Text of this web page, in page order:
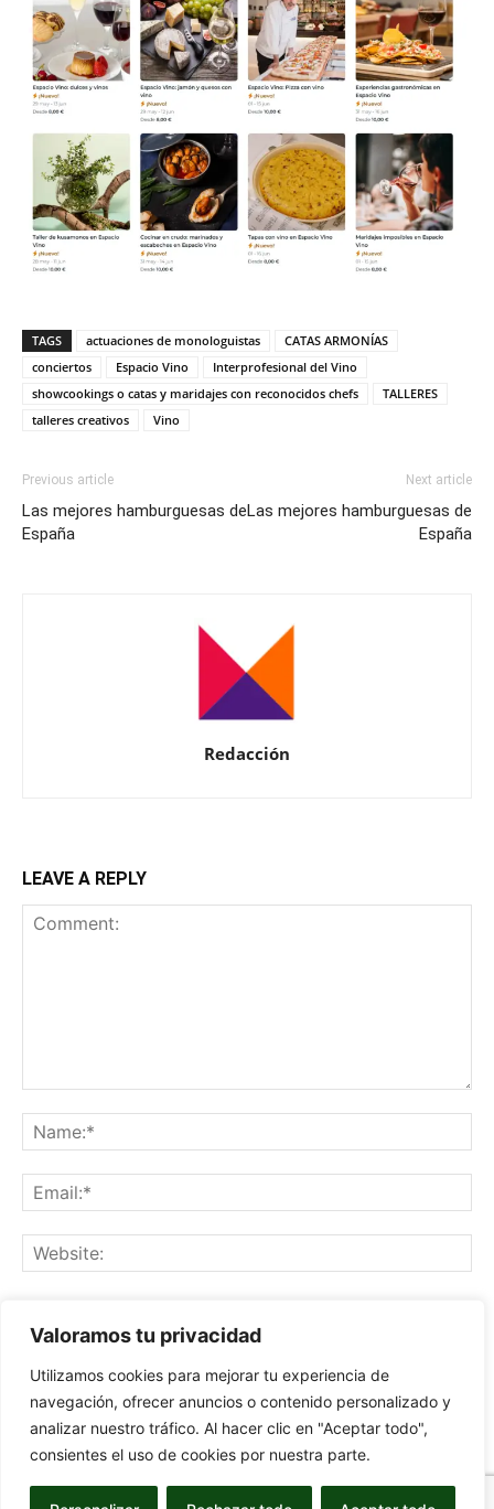
Valoramos tu privacidad
Utilizamos cookies para mejorar tu experiencia de
navegación, ofrecer anuncios o contenido personalizado y
analizar nuestro tráfico. Al hacer clic en "Aceptar todo",
consientes el uso de cookies por nuestra parte.
TAGS actuaciones de monologuistas
CATAS ARMONÍAS
conciertos
Espacio Vino
Interprofesional del Vino
showcookings o catas y maridajes con reconocidos chefs
TALLERES
talleres creativos
Vino
Previous article
Las mejores hamburguesas de
España
Next article
Las mejores hamburguesas de
España
Redacción
LEAVE A REPLY
next time I comment.